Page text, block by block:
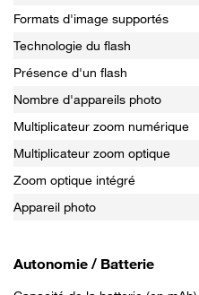
Formats d'image supportés
Technologie du flash
Présence d'un flash
Nombre d'appareils photo
Multiplicateur zoom numérique
Multiplicateur zoom optique
Zoom optique intégré
Appareil photo
Autonomie / Batterie